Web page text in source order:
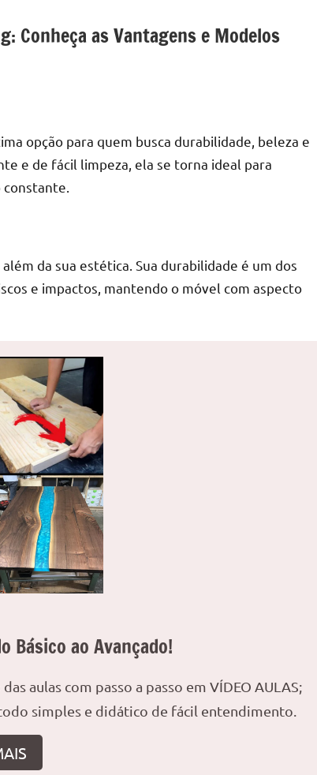
Conheça as Vantagens e Modelos
opção para quem busca durabilidade, beleza e
e de fácil limpeza, ela se torna ideal para
da sua estética. Sua durabilidade é um dos
e impactos, mantendo o móvel com aspecto
Básico ao Avançado!
aulas com passo a passo em VÍDEO AULAS;
simples e didático de fácil entendimento.